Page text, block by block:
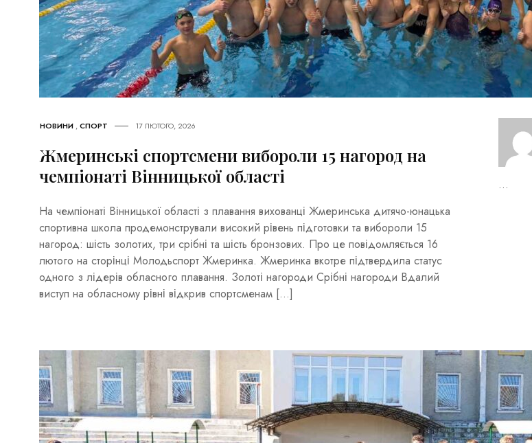
НОВИНИ ,СПОРТ 17 ЛЮТОГО, 2026
Жмеринські спортсмени вибороли 15 нагород на
чемпіонаті Вінницької області
На чемпіонаті Вінницької області з плавання вихованці Жмеринська дитячо-юнацька
спортивна школа продемонстрували високий рівень підготовки та вибороли 15
нагород: шість золотих, три срібні та шість бронзових. Про це повідомляється 16
лютого на сторінці Молодьспорт Жмеринка. Жмеринка вкотре підтвердила статус
одного з лідерів обласного плавання. Золоті нагороди Срібні нагороди Вдалий
виступ на обласному рівні відкрив спортсменам […]
...